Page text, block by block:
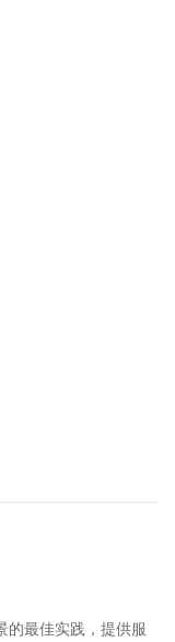
的最佳实践，提供服